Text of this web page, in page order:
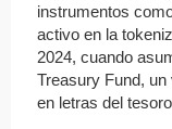
instrumentos
activo en la
2024, cuando
Treasury Fund,
en letras del